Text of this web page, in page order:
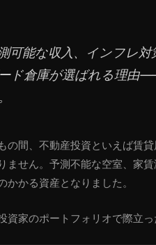
可能な収入、インフレ
ド倉庫が選ばれる理由
の間、不動産投資といえば賃
ません。予測不能な空室、家
かかる資産となりました。
資家のポートフォリオで際立